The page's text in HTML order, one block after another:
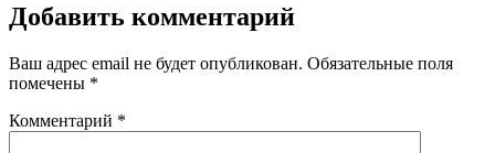
Добавить комментарий
Ваш адрес email не будет опубликован. Обязательные поля
помечены *
Комментарий *